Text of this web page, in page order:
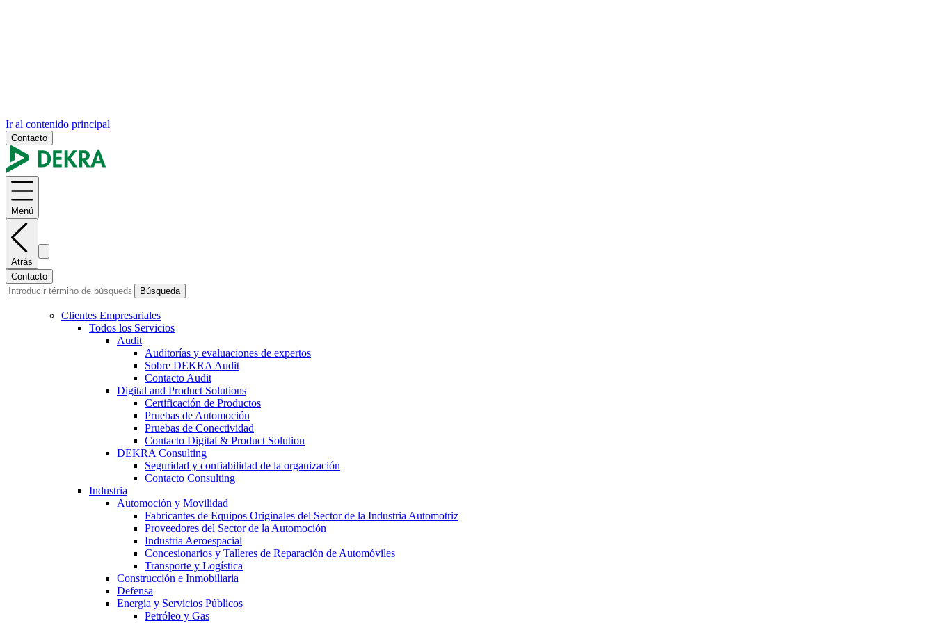
Ir al contenido principal
Contacto
Menú
Atrás
Contacto
Búsqueda
Clientes Empresariales
Todos los Servicios
Audit
Auditorías y evaluaciones de expertos
Sobre DEKRA Audit
Contacto Audit
Digital and Product Solutions
Certificación de Productos
Pruebas de Automoción
Pruebas de Conectividad
Contacto Digital & Product Solution
DEKRA Consulting
Seguridad y confiabilidad de la organización
Contacto Consulting
Industria
Automoción y Movilidad
Fabricantes de Equipos Originales del Sector de la Industria Automotriz
Proveedores del Sector de la Automoción
Industria Aeroespacial
Concesionarios y Talleres de Reparación de Automóviles
Transporte y Logística
Construcción e Inmobiliaria
Defensa
Energía y Servicios Públicos
Petróleo y Gas